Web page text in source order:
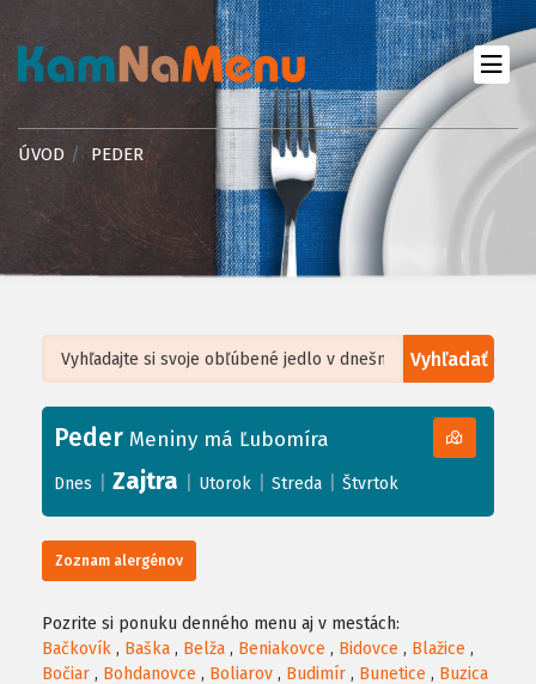
ÚVOD PEDER
Vyhľadať
+
−
Leaflet| ©OpenStreetMap, Tiles courtesy ofHumanitarian OpenStreetMap
Peder Meniny má Ľubomíra
Dnes Zajtra Utorok Streda Štvrtok
Zoznam alergénov
Pozrite si ponuku denného menu aj v mestách:
Bačkovík , Baška , Belža , Beniakovce , Bidovce , Blažice ,
Bočiar , Bohdanovce , Boliarov , Budimír , Bunetice , Buzica